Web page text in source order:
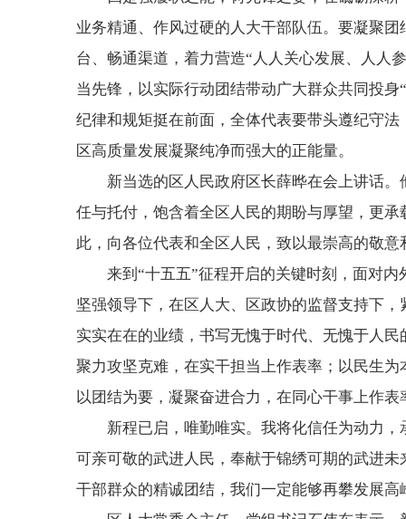
业务精通、作风过硬的人大干部队伍。要凝聚
台、畅通渠道，着力营造“人人关心发展、人人
当先锋，以实际行动团结带动广大群众共同投
纪律和规矩挺在前面，全体代表要带头遵纪守
区高质量发展凝聚纯净而强大的正能量。
新当选的区人民政府区长薛晔在会上讲话
任与托付，饱含着全区人民的期盼与厚望，更
此，向各位代表和全区人民，致以最崇高的敬意
来到“十五五”征程开启的关键时刻，面对
坚强领导下，在区人大、区政协的监督支持下
实实在在的业绩，书写无愧于时代、无愧于人
聚力攻坚克难，在实干担当上作表率；以民生
以团结为要，凝聚奋进合力，在同心干事上作
新程已启，唯勤唯实。我将化信任为动力
可亲可敬的武进人民，奉献于锦绣可期的武进
干部群众的精诚团结，我们一定能够再攀发展高